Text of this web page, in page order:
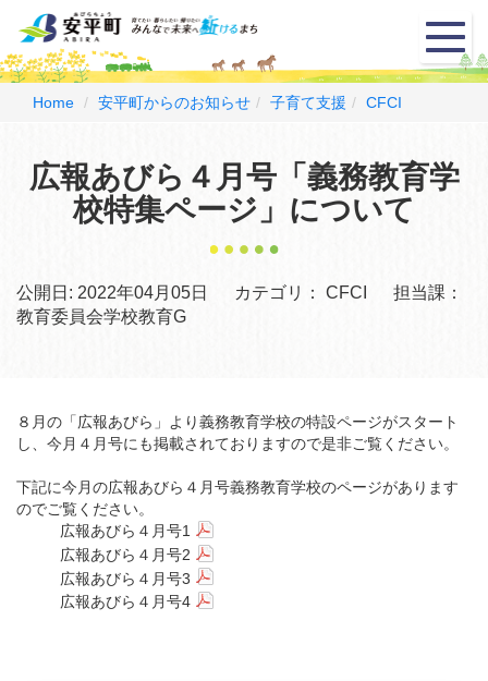
メ
ニ
ュ
Home 安平町からのお知らせ 子育て支援 CFCI
広報あびら４月号「義務教育学
校特集ページ」について
公開日: 2022年04月05日 カテゴリ： CFCI
担当課：
教育委員会学校教育G
８月の「広報あびら」より義務教育学校の特設ページがスタート
し、今月４月号にも掲載されておりますので是非ご覧ください。
下記に今月の広報あびら４月号義務教育学校のページがあります
のでご覧ください。
広報あびら４月号1
広報あびら４月号2
広報あびら４月号3
広報あびら４月号4